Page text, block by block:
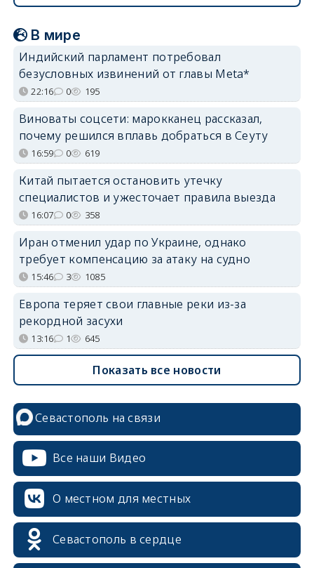
В мире
Индийский парламент потребовал
безусловных извинений от главы Meta*
22:16 0 195
Виноваты соцсети: марокканец рассказал,
почему решился вплавь добраться в Сеуту
16:59 0 619
Китай пытается остановить утечку
специалистов и ужесточает правила выезда
16:07 0 358
Иран отменил удар по Украине, однако
требует компенсацию за атаку на судно
15:46 3 1085
Европа теряет свои главные реки из-за
рекордной засухи
13:16 1 645
Показать все новости
Севастополь на связи
Все наши Видео
О местном для местных
Севастополь в сердце